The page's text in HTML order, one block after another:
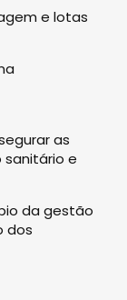
e lotas
as
e
da gestão
dos